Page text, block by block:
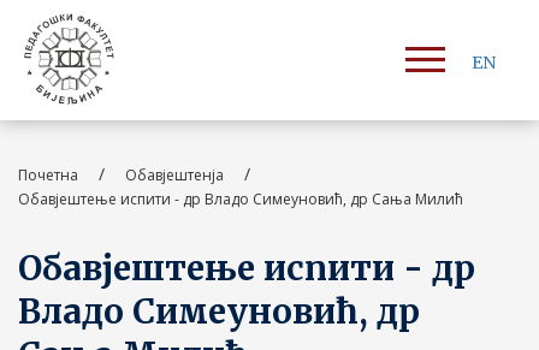
EN
Почетна / Обавјештенја /
Обавјештење испити - др Владо Симеуновић, др Сања Милић
Обавјештење испити - др
Владо Симеуновић, др